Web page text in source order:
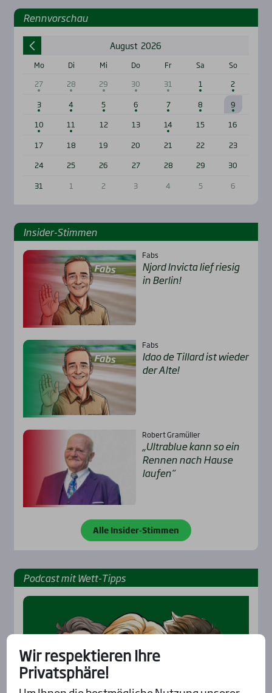
Renn­vor­schau
August 2026
Mo Di Mi Do Fr Sa
So
27
28 29 30 31 1
2
3
4 5 6 7 8
9
10
11 12 13 14 15
16
17
18 19 20 21 22
23
24
25 26 27 28 29
30
31
1 2 3 4 5 6
Insi­der-Stim­men
Fabs
Njord Invic­ta lief rie­sig
in Ber­lin!
Fabs
Idao de Til­lard ist wie­der
der Alte!
Robert Gramüller
„Ultra­b­lue kann so ein
Ren­nen nach Hau­se
lau­fen“
Alle Insider-Stimmen
Pod­cast mit Wett-Tipps
Wir respektieren Ihre
Privatsphäre!